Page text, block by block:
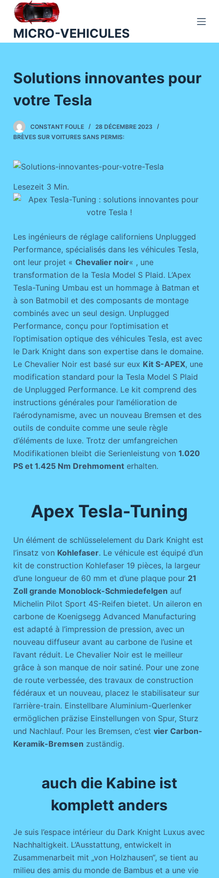
P
u
o
n
e
u
MICRO-VEHICULES
Solutions innovantes pour
votre Tesla
CONSTANT FOULE
28 DÉCEMBRE 2023
BRÈVES SUR VOITURES SANS PERMIS:
Lesezeit 3 Min.
Les ingénieurs de réglage californiens Unplugged
Performance, spécialisés dans les véhicules Tesla,
ont leur projet « Chevalier noir« , une
transformation de la Tesla Model S Plaid. L’Apex
Tesla-Tuning Umbau est un hommage à Batman et
à son Batmobil et des composants de montage
combinés avec un seul design. Unplugged
Performance, conçu pour l’optimisation et
l’optimisation optique des véhicules Tesla, est avec
le Dark Knight dans son expertise dans le domaine.
Le Chevalier Noir est basé sur eux Kit S-APEX, une
modification standard pour la Tesla Model S Plaid
de Unplugged Performance. Le kit comprend des
instructions générales pour l’amélioration de
l’aérodynamisme, avec un nouveau Bremsen et des
outils de conduite comme une seule règle
d’éléments de luxe. Trotz der umfangreichen
Modifikationen bleibt die Serienleistung von 1.020
PS et 1.425 Nm Drehmomenterhalten.
Apex Tesla-Tuning
Un élément de schlüsselelement du Dark Knight est
l’insatz von Kohlefaser. Le véhicule est équipé d’un
kit de construction Kohlefaser 19 pièces, la largeur
d’une longueur de 60 mm et d’une plaque pour 21
Zoll grande Monoblock-Schmiedefelgen auf
Michelin Pilot Sport 4S-Reifen bietet. Un aileron en
carbone de Koenigsegg Advanced Manufacturing
est adapté à l’impression de pression, avec un
nouveau diffuseur avant au carbone de l’usine et
l’avant réduit. Le Chevalier Noir est le meilleur
grâce à son manque de noir satiné. Pour une zone
de route verbessée, des travaux de construction
fédéraux et un nouveau, placez le stabilisateur sur
l’arrière-train. Einstellbare Aluminium-Querlenker
ermöglichen präzise Einstellungen von Spur, Sturz
und Nachlauf. Pour les Bremsen, c’est vier Carbon-
Keramik-Bremsen zuständig.
auch die Kabine ist
komplett anders
Je suis l’espace intérieur du Dark Knight Luxus avec
Nachhaltigkeit. L’Ausstattung, entwickelt in
Zusammenarbeit mit „von Holzhausen“, se tient au
milieu des amis du monde de Bambus et a une vie